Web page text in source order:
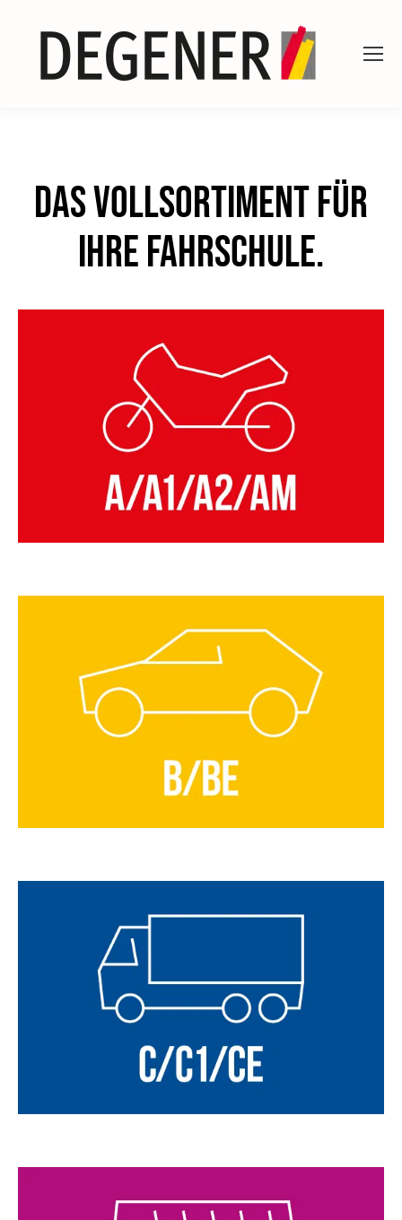
Das Vollsortiment für
Ihre Fahrschule.